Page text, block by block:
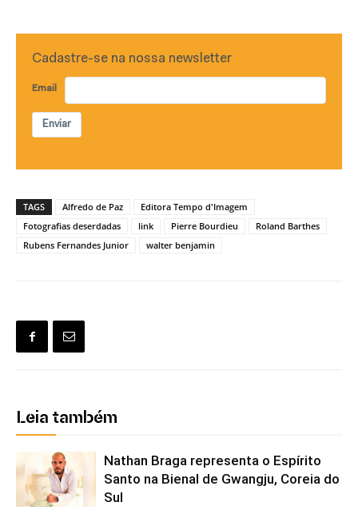
Cadastre-se na nossa newsletter
Email
Enviar
TAGS Alfredo de Paz
Editora Tempo d'Imagem
Fotografias deserdadas
link Pierre Bourdieu
Roland Barthes
Rubens Fernandes Junior
walter benjamin
Leia também
Nathan Braga representa o Espírito
Santo na Bienal de Gwangju, Coreia do
Sul